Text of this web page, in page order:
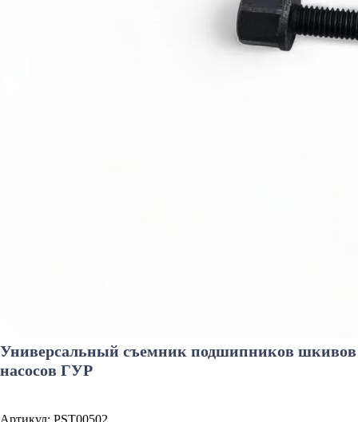
Универсальный съемник подшипников шкивов
насосов ГУР
Артикул: PST00502